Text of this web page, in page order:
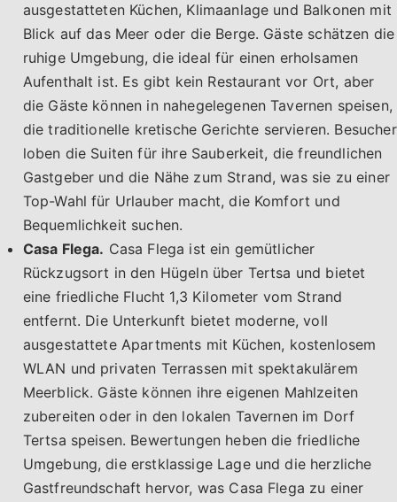
ausgestatteten Küchen, Klimaanlage und Balkonen mit
Blick auf das Meer oder die Berge. Gäste schätzen die
ruhige Umgebung, die ideal für einen erholsamen
Aufenthalt ist. Es gibt kein Restaurant vor Ort, aber
die Gäste können in nahegelegenen Tavernen speisen,
die traditionelle kretische Gerichte servieren. Besucher
loben die Suiten für ihre Sauberkeit, die freundlichen
Gastgeber und die Nähe zum Strand, was sie zu einer
Top-Wahl für Urlauber macht, die Komfort und
Bequemlichkeit suchen.
Casa Flega. Casa Flega ist ein gemütlicher
Rückzugsort in den Hügeln über Tertsa und bietet
eine friedliche Flucht 1,3 Kilometer vom Strand
entfernt. Die Unterkunft bietet moderne, voll
ausgestattete Apartments mit Küchen, kostenlosem
WLAN und privaten Terrassen mit spektakulärem
Meerblick. Gäste können ihre eigenen Mahlzeiten
zubereiten oder in den lokalen Tavernen im Dorf
Tertsa speisen. Bewertungen heben die friedliche
Umgebung, die erstklassige Lage und die herzliche
Gastfreundschaft hervor, was Casa Flega zu einer